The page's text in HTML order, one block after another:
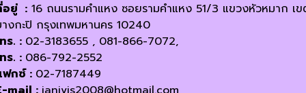
อยู่ : 16 ถนนรามคำแหง ซอยรามคำแหง 51/3 แขวงหัวหมาก เ
งกะปิ กรุงเทพมหานคร 10240
ร. : 02-3183655 , 081-866-7072,
ร. : 086-792-2552
กซ์ : 02-7187449